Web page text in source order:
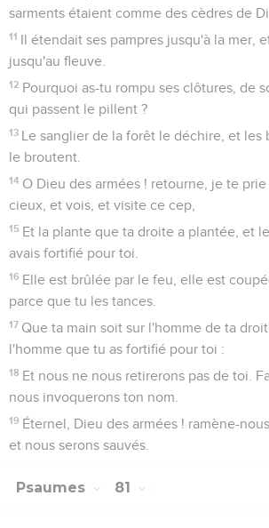
sarments étaient comme des cèdres de
11 Il étendait ses pampres jusqu'à la mer,
jusqu'au fleuve.
12 Pourquoi as-tu rompu ses clôtures, de
qui passent le pillent ?
13 Le sanglier de la forêt le déchire, et les
le broutent.
14 O Dieu des armées ! retourne, je te
cieux, et vois, et visite ce cep,
15 Et la plante que ta droite a plantée, et
avais fortifié pour toi.
16 Elle est brûlée par le feu, elle est
parce que tu les tances.
17 Que ta main soit sur l'homme de ta
l'homme que tu as fortifié pour toi :
18 Et nous ne nous retirerons pas de toi.
nous invoquerons ton nom.
19 Éternel, Dieu des armées ! ramène-
et nous serons sauvés.
Psaumes 81